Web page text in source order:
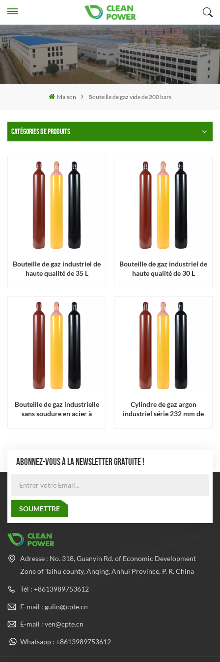
Maison Bouteille de gaz vide de 200 bars
CATÉGORIES DE PRODUITS
Bouteille de gaz industriel de
haute qualité de 35 L
Bouteille de gaz industriel de
haute qualité de 30 L
Bouteille de gaz industrielle
sans soudure en acier à
Cylindre de gaz argon
industriel série 232 mm de
ABONNEZ-VOUS À LA NEWSLETTER GRATUITE !
Adresse : No. 318, Guanyin Rd. of Economic Development
Zone of Taihu county, Anqing, Anhui Province, P. R. China
Tél : +8613989753612
E-mail : gulin@cpte.cn
E-mail : ven@cpte.cn
Whatsapp : +8613989753612